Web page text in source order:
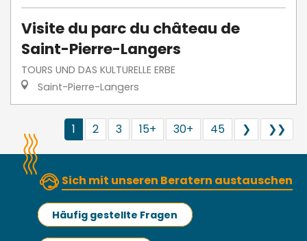
Visite du parc du château de
Saint-Pierre-Langers
TOURS UND DAS KULTURELLE ERBE
Saint-Pierre-Langers
1 2 3 15+ 30+ 45 ❯ ❯❯
Sich mit unseren Beratern austauschen
Häufig gestellte Fragen